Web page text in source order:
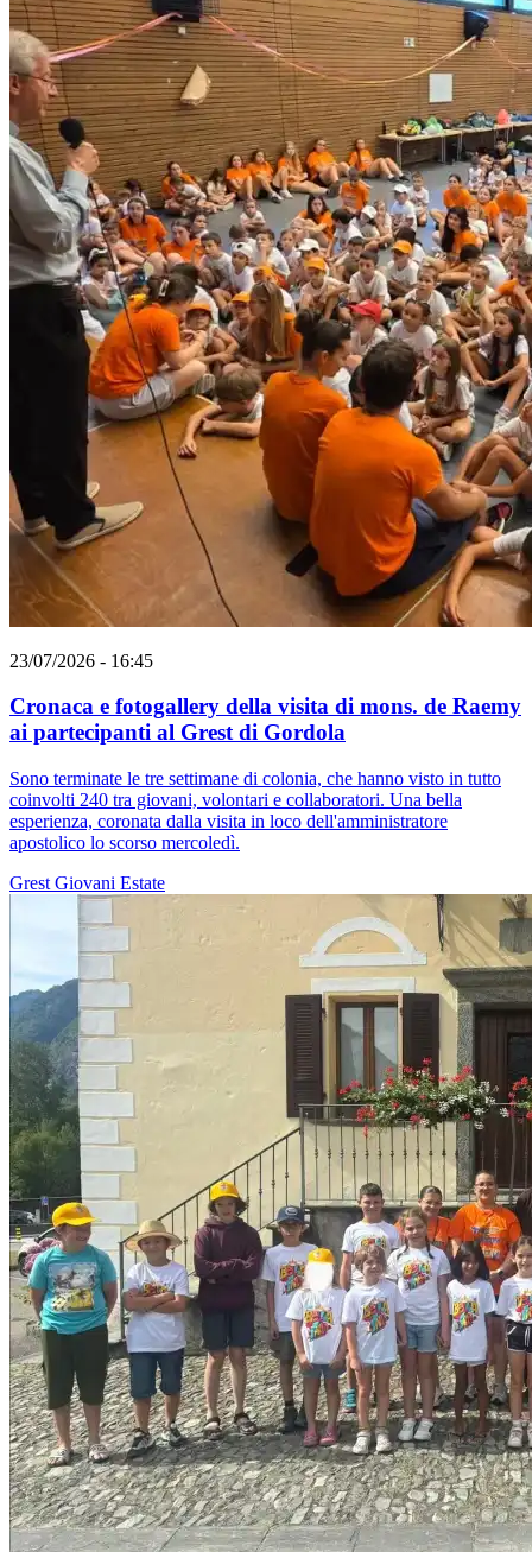
23/07/2026 - 16:45
Cronaca e fotogallery della visita di mons. de Raemy
ai partecipanti al Grest di Gordola
Sono terminate le tre settimane di colonia, che hanno visto in tutto
coinvolti 240 tra giovani, volontari e collaboratori. Una bella
esperienza, coronata dalla visita in loco dell'amministratore
apostolico lo scorso mercoledì.
Grest Giovani Estate